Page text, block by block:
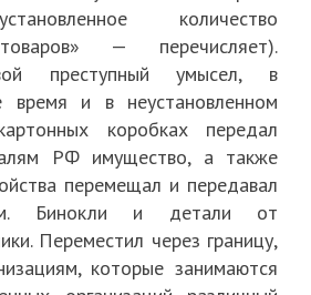
количество
— перечисляет).
преступный умысел, в
время и в неустановленном
коробках передал
РФ имущество, а также
перемещал и передавал
Бинокли и детали от
Переместил через границу,
которые занимаются